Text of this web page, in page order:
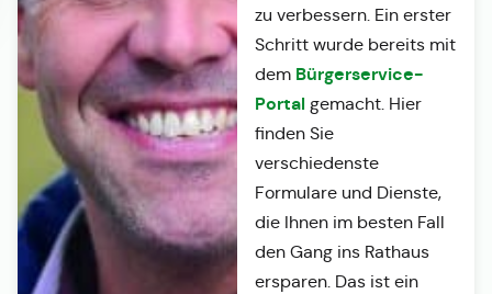
zu verbessern. Ein erster
Schritt wurde bereits mit
dem Bürgerservice-
Portalgemacht. Hier
finden Sie
verschiedenste
Formulare und Dienste,
die Ihnen im besten Fall
den Gang ins Rathaus
ersparen. Das ist ein